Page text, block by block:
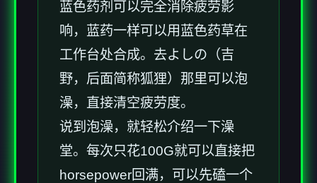
蓝色药剂可以完全消除疲劳影
响，蓝药一样可以用蓝色药草在
工作台处合成。去よしの（吉
野，后面简称狐狸）那里可以泡
澡，直接清空疲劳度。
说到泡澡，就轻松介绍一下澡
堂。每次只花100G就可以直接把
horsepower回满，可以先磕一个